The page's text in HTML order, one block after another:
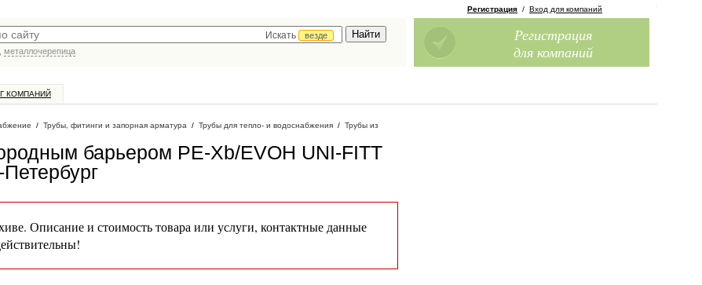
Искать
везде
металлочерепица
Регистрация / Вход для компаний
Регистрация
для компаний
КОМПАНИЙ
/ Трубы, фитинги и запорная арматура / Трубы для тепло- и водоснабжения / Трубы из
барьером PE-Xb/EVOH UNI-FITT
Описание и стоимость товара или услуги, контактные данные